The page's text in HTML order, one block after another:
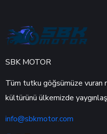
SBK MOTOR
Tüm tutku göğsümüze vuran
kültürünü ülkemizde
info@sbkmotor.com